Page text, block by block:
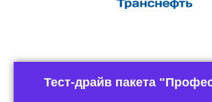
Тест-драйв пакета